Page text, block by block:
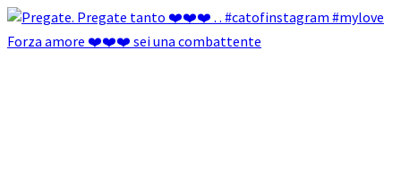
Forza amore ❤️❤️❤️ sei una combattente